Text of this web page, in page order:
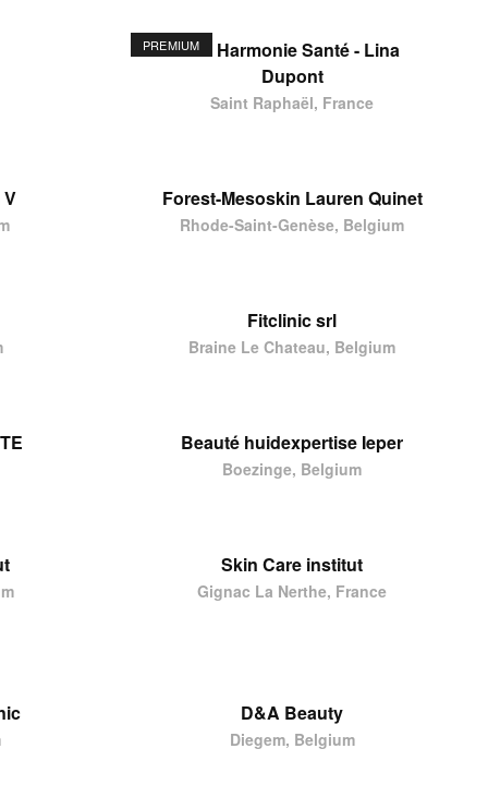
PREMIUMSte Harmonie Santé - Lina
Dupont
Saint Raphaël, France
Forest-Mesoskin Lauren Quinet
Rhode-Saint-Genèse, Belgium
Fitclinic srl
Braine Le Chateau, Belgium
Beauté huidexpertise Ieper
Boezinge, Belgium
Skin Care institut
Gignac La Nerthe, France
D&A Beauty
Diegem, Belgium